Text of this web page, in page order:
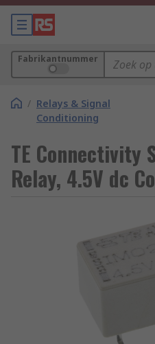
Fabrikantnummer
/ Relays & Signal
Conditioning
TE Connectivity
Relay, 4.5V dc